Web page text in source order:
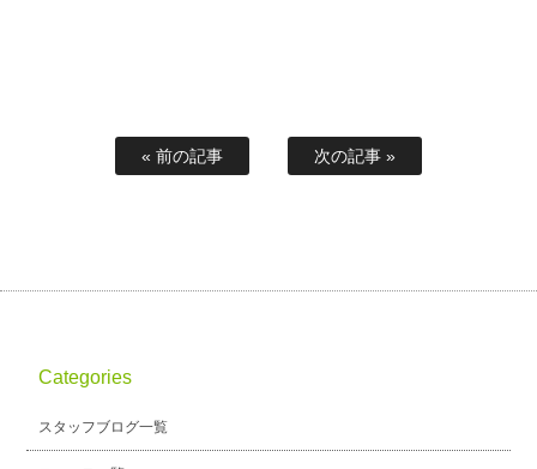
« 前の記事 次の記事 »
Categories
スタッフブログ一覧